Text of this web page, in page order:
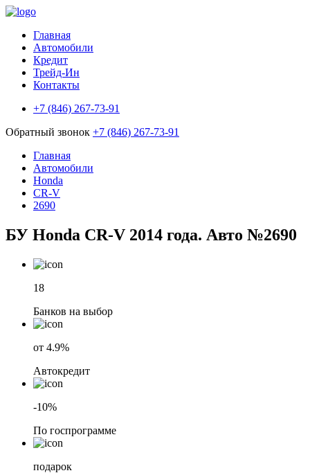
Главная
Автомобили
Кредит
Трейд-Ин
Контакты
+7 (846) 267-73-91
Обратный звонок +7 (846) 267-73-91
Главная
Автомобили
Honda
CR-V
2690
БУ Honda CR-V 2014 года. Авто №2690
18
Банков на выбор
от 4.9%
Автокредит
-10%
По госпрограмме
подарок